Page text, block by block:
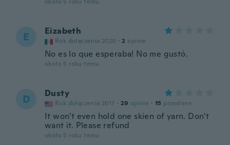
E Eizabeth
Rok dołączenia 2020 · 2 opinie
No es lo que esperaba! No me gustó.
około 5 roku temu
D Dusty
Rok dołączenia 2017 · 29 opinie · 15 przesłane
It won't even hold one skien of yarn. Don't
want it. Please refund
około 5 roku temu